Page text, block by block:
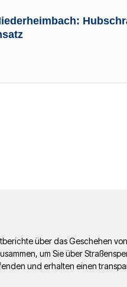
über das Geschehen
um Sie über
und erhalten einen